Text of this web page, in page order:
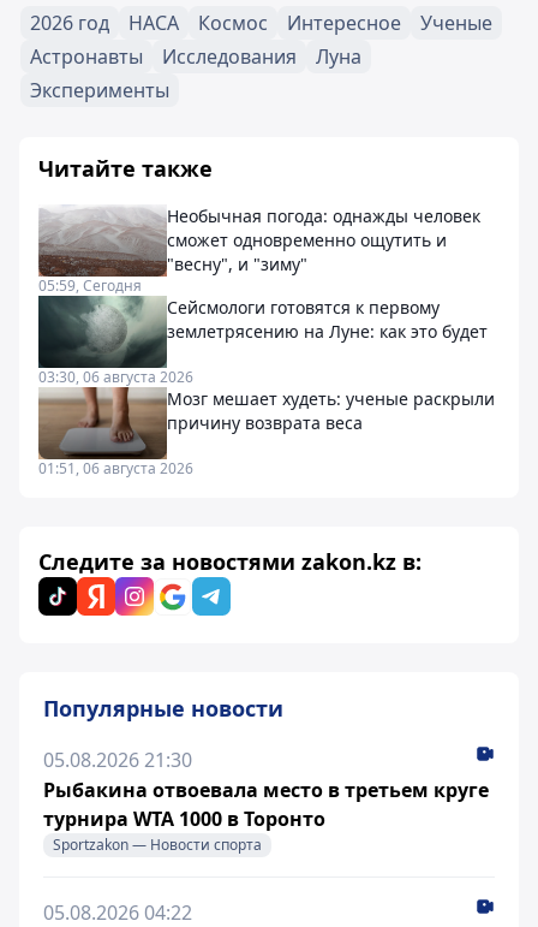
2026 год НАСА Космос Интересное
Ученые
Астронавты
Исследования
Луна
Эксперименты
Читайте также
Необычная погода: однажды человек
сможет одновременно ощутить и
"весну", и "зиму"
05:59, Сегодня
Сейсмологи готовятся к первому
землетрясению на Луне: как это будет
03:30, 06 августа 2026
Мозг мешает худеть: ученые раскрыли
причину возврата веса
01:51, 06 августа 2026
Следите за новостями zakon.kz в:
Популярные новости
05.08.2026 21:30
Рыбакина отвоевала место в третьем круге
турнира WTA 1000 в Торонто
Sportzakon — Новости спорта
05.08.2026 04:22